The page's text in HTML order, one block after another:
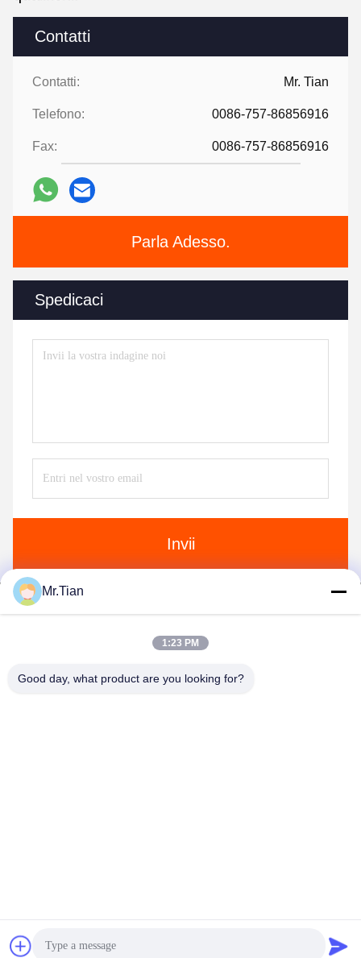
Contatti
Contatti: Mr. Tian
Telefono: 0086-757-86856916
Fax: 0086-757-86856916
Parla Adesso.
Spedicaci
Invii
Co., Ltd.
Metal Products Co., Ltd. . Tutti i diritti riservati.
Mr.Tian
1:23 PM
Good day, what product are you looking for?